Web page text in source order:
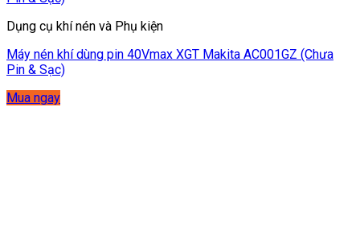
Dụng cụ khí nén và Phụ kiện
Máy nén khí dùng pin 40Vmax XGT Makita AC001GZ (Chưa
Pin & Sạc)
Mua ngay